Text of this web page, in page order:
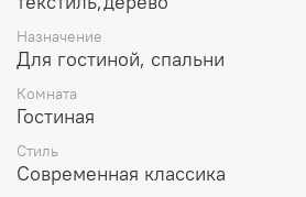
Назначение
Для гостиной, спальни
Комната
Гостиная
Стиль
Современная классика